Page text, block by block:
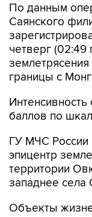
По данным
Саянского
четверг (02:49
границы с
баллов по
ГУ МЧС России
эпицентр
территории
западнее села
Объекты